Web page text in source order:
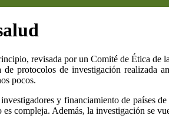
revisada por un Comité de Ética
protocolos de investigación realizada
pocos.
y financiamiento de países
compleja. Además, la investigación se